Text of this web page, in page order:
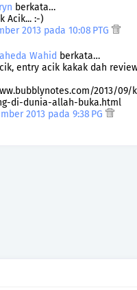
berkata…
Acik... :-)
2013 pada 10:08 PTG
Wahid berkata…
entry acik kakak dah
2013/09/
di-dunia-allah-buka.html
2013 pada 9:38 PG